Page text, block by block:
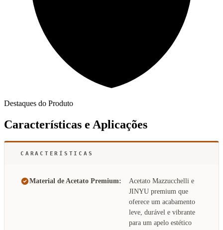
Destaques do Produto
Características e Aplicações
CARACTERÍSTICAS
Material de Acetato Premium:
Acetato Mazzucchelli e
JINYU premium que
oferece um acabamento
leve, durável e vibrante
para um apelo estético